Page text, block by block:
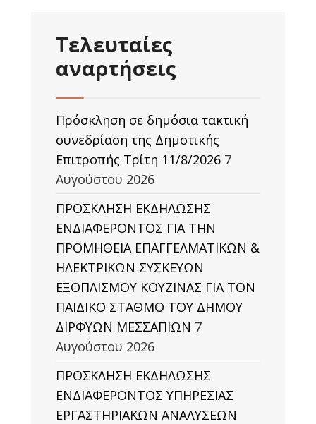
Τελευταίες
αναρτήσεις
Πρόσκληση σε δημόσια τακτική
συνεδρίαση της Δημοτικής
Επιτροπής Τρίτη 11/8/2026 7
Αυγούστου 2026
ΠΡΟΣΚΛΗΣΗ ΕΚΔΗΛΩΣΗΣ
ΕΝΔΙΑΦΕΡΟΝΤΟΣ ΓΙΑ ΤΗΝ
ΠΡΟΜΗΘΕΙΑ ΕΠΑΓΓΕΛΜΑΤΙΚΩΝ &
ΗΛΕΚΤΡΙΚΩΝ ΣΥΣΚΕΥΩΝ
ΕΞΟΠΛΙΣΜΟΥ ΚΟΥΖΙΝΑΣ ΓΙΑ ΤΟΝ
ΠΑΙΔΙΚΟ ΣΤΑΘΜΟ ΤΟΥ ΔΗΜΟΥ
ΔΙΡΦΥΩΝ ΜΕΣΣΑΠΙΩΝ 7
Αυγούστου 2026
ΠΡΟΣΚΛΗΣΗ ΕΚΔΗΛΩΣΗΣ
ΕΝΔΙΑΦΕΡΟΝΤΟΣ ΥΠΗΡΕΣΙΑΣ
ΕΡΓΑΣΤΗΡΙΑΚΩΝ ΑΝΑΛΥΣΕΩΝ